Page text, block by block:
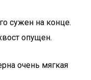
сужен на конце.
опущен.
очень мягкая